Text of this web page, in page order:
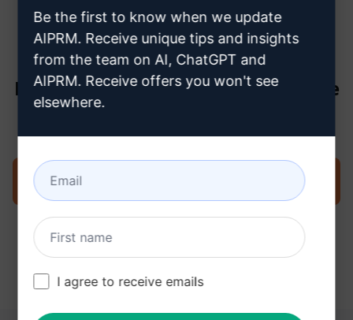
Étape 3 : Utiliser l'invite dans votre
Essayez l'invite maintenant sur ChatGPT
Be the first to know when we update
AIPRM. Receive unique tips and insights
from the team on AI, ChatGPT and
AIPRM. Receive offers you won't see
elsewhere.
I agree to receive emails